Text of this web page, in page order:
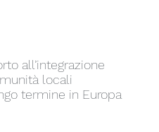
all’integrazione
locali
termine in Europa